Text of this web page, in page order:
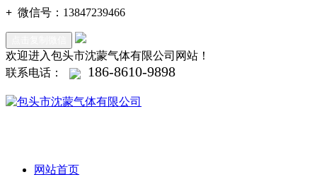
+ 微信号： 13847239466
欢迎进入包头市沈蒙气体有限公司网站！
联系电话：
186-8610-9898
网站首页